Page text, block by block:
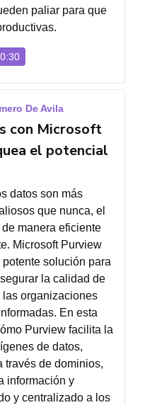
paliar para que
De Avila
con Microsoft
el potencial
datos son más
que nunca, el
manera eficiente
Microsoft Purview
solución para
la calidad de
organizaciones
En esta
Purview facilita la
de datos,
través de dominios,
información y
y centralizado a los